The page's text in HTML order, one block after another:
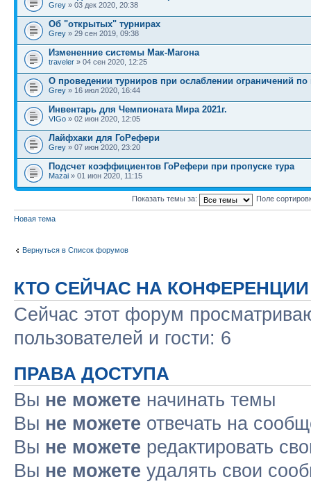
Grey » 03 дек 2020, 20:38
Об "открытых" турнирах
Grey » 29 сен 2019, 09:38
Измененние системы Мак-Магона
traveler » 04 сен 2020, 12:25
О проведении турниров при ослаблении ограничений
Grey » 16 июл 2020, 16:44
Инвентарь для Чемпионата Мира 2021г.
VIGo » 02 июн 2020, 12:05
Лайфхаки для ГоРефери
Grey » 07 июн 2020, 23:20
Подсчет коэффициентов ГоРефери при пропуске тура
Mazai » 01 июн 2020, 11:15
Показать темы за: Поле
Новая тема
Вернуться в Список форумов
КТО СЕЙЧАС НА КОНФЕРЕНЦИИ
Сейчас этот форум
пользователей и гости: 6
ПРАВА ДОСТУПА
Вы не можете начинать темы
Вы не можете отвечать на
Вы не можете редактировать
Вы не можете удалять свои